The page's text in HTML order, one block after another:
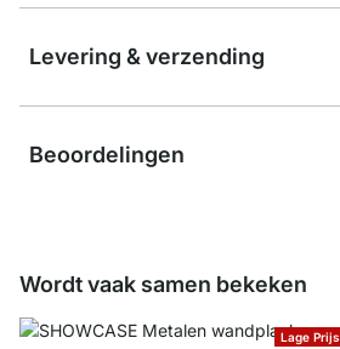
Levering & verzending
Beoordelingen
Wordt vaak samen bekeken
Lage Prijs